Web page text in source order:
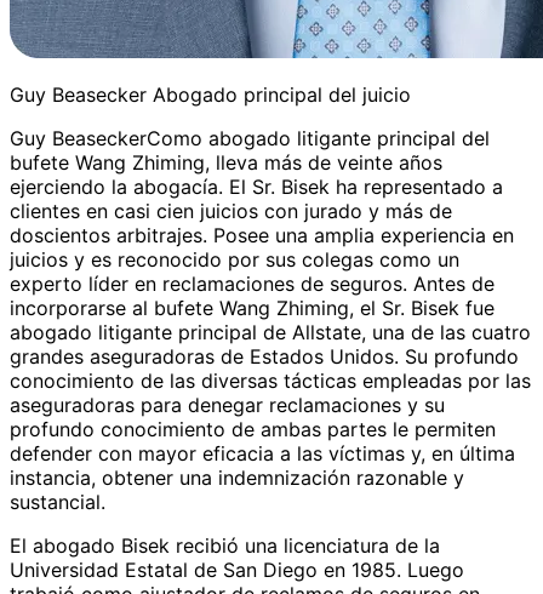
Guy Beasecker Abogado principal del juicio
Guy BeaseckerComo abogado litigante principal del
bufete Wang Zhiming, lleva más de veinte años
ejerciendo la abogacía. El Sr. Bisek ha representado a
clientes en casi cien juicios con jurado y más de
doscientos arbitrajes. Posee una amplia experiencia en
juicios y es reconocido por sus colegas como un
experto líder en reclamaciones de seguros. Antes de
incorporarse al bufete Wang Zhiming, el Sr. Bisek fue
abogado litigante principal de Allstate, una de las cuatro
grandes aseguradoras de Estados Unidos. Su profundo
conocimiento de las diversas tácticas empleadas por las
aseguradoras para denegar reclamaciones y su
profundo conocimiento de ambas partes le permiten
defender con mayor eficacia a las víctimas y, en última
instancia, obtener una indemnización razonable y
sustancial.
El abogado Bisek recibió una licenciatura de la
Universidad Estatal de San Diego en 1985. Luego